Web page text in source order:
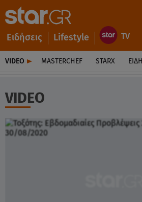
Ειδήσεις Lifestyle
VIDEO MASTERCHEF STARX
VIDEO